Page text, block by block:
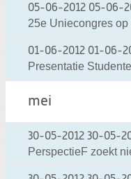
05-06-2012 05-06-
25e Uniecongres op
01-06-2012 01-06-
Presentatie
mei
30-05-2012 30-05-
PerspectieF zoekt